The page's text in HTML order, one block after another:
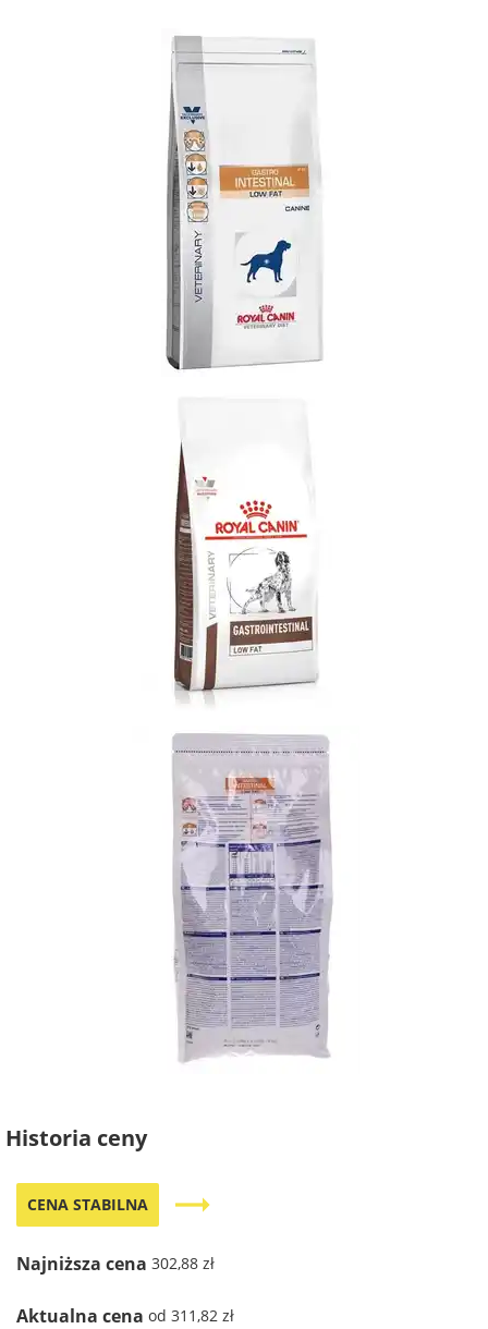
Historia ceny
CENA STABILNA trending_flat
Najniższa cena 302,88 zł
Aktualna cena od 311,82 zł